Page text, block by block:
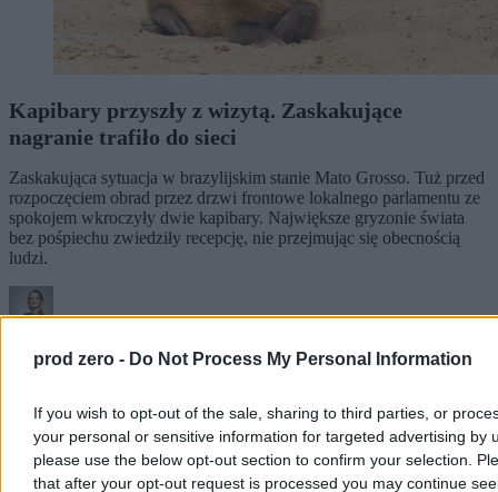
prod zero - Do Not Process My Personal Information
If you wish to opt-out of the sale, sharing to third parties, or
your personal or sensitive information for targeted advertising by
please use the below opt-out section to confirm your selection.
that after your opt-out request is processed you may continue
Kapibary przyszły z wizytą. Zaskakujące
nagranie trafiło do sieci
Zaskakująca sytuacja w brazylijskim stanie Mato Grosso. Tuż przed
rozpoczęciem obrad przez drzwi frontowe lokalnego parlamentu ze
spokojem wkroczyły dwie kapibary. Największe gryzonie świata
bez pośpiechu zwiedziły recepcję, nie przejmując się obecnością
ludzi.
Dzisiaj 11:42
Reklama
Reklama